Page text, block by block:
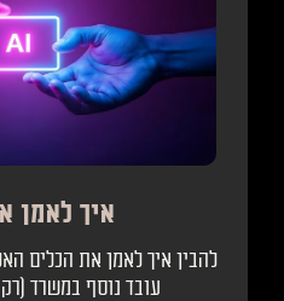
איך לאמן
להבין איך לאמן את הכלים
עובד נוסף במשרד (רק ב־10 דולר